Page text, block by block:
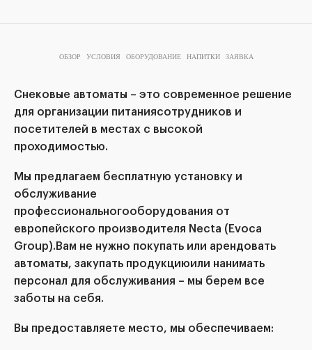
ОБЗОР УСЛОВИЯ ОБОРУДОВАНИЕ НАПИТКИ ЗАЯВКА
Снековые автоматы – это современное решение
для организации питаниясотрудников и
посетителей в местах с высокой
проходимостью.
Мы предлагаем бесплатную установку и
обслуживание
профессиональногооборудования от
европейского производителя Necta (Evoca
Group).Вам не нужно покупать или арендовать
автоматы, закупать продукциюили нанимать
персонал для обслуживания – мы берем все
заботы на себя.
Вы предоставляете место, мы обеспечиваем: